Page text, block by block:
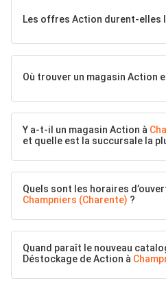
Les offres Action durent-elles
Où trouver un magasin Action
Y a-t-il un magasin Action à
et quelle est la succursale la
Quels sont les horaires
Champniers (Charente) ?
Quand paraît le nouveau
Déstockage de Action à